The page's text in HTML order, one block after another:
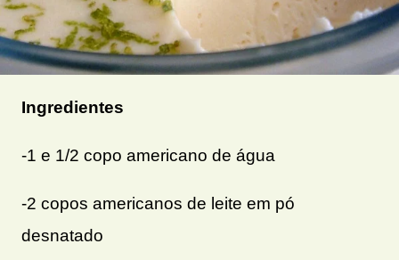
Ingredientes
-1 e 1/2 copo americano de água
-2 copos americanos de leite em pó
desnatado